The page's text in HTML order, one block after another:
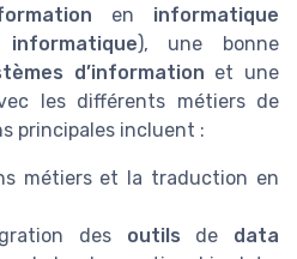
en informatique
), une bonne
d’information et une
les différents métiers de
principales incluent :
métiers et la traduction en
des outils de data